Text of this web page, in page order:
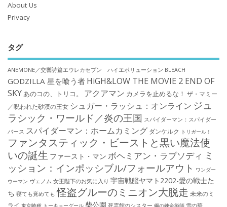
About Us
Privacy
タグ
ANEMONE／交響詩篇エウレカセブン ハイエボリューション BLEACH
GODZILLA 星を喰う者 HiGH&LOW THE MOVIE 2 END OF
SKYあのコの、トリコ。 アクアマン カメラを止めるな！ ザ・マミー
／呪われた砂漠の王女 シュガー・ラッシュ：オンライン ジュ
ラシック・ワールド／炎の王国 スパイダーマン：スパイダー
バース スパイダーマン：ホームカミング ダンケルク トリガール！
ファンタスティック・ビーストと黒い魔法使
いの誕生 ファースト・マン ボヘミアン・ラプソディ ミ
ッション：インポッシブル/フォールアウト ワンダー
ウーマン ヴェノム 女王陛下のお気に入り 宇宙戦艦ヤマト2202-愛の戦士た
ち 寝ても覚めても 怪盗グルーのミニオン大脱走 未来のミ
ライ 東京喰種 トーキョーグール 柴公園 死霊館のシスター 鋼の錬金術師 雪の華